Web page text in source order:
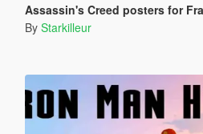
Assassin's Creed posters for
By Starkilleur